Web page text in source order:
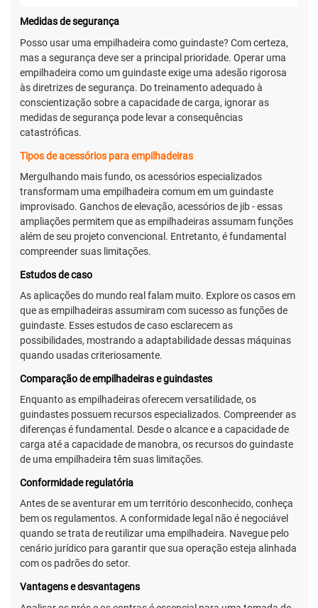
Medidas de segurança
Posso usar uma empilhadeira como guindaste? Com certeza,
mas a segurança deve ser a principal prioridade. Operar uma
empilhadeira como um guindaste exige uma adesão rigorosa
às diretrizes de segurança. Do treinamento adequado à
conscientização sobre a capacidade de carga, ignorar as
medidas de segurança pode levar a consequências
catastróficas.
Tipos de acessórios para empilhadeiras
Mergulhando mais fundo, os acessórios especializados
transformam uma empilhadeira comum em um guindaste
improvisado. Ganchos de elevação, acessórios de jib - essas
ampliações permitem que as empilhadeiras assumam funções
além de seu projeto convencional. Entretanto, é fundamental
compreender suas limitações.
Estudos de caso
As aplicações do mundo real falam muito. Explore os casos em
que as empilhadeiras assumiram com sucesso as funções de
guindaste. Esses estudos de caso esclarecem as
possibilidades, mostrando a adaptabilidade dessas máquinas
quando usadas criteriosamente.
Comparação de empilhadeiras e guindastes
Enquanto as empilhadeiras oferecem versatilidade, os
guindastes possuem recursos especializados. Compreender as
diferenças é fundamental. Desde o alcance e a capacidade de
carga até a capacidade de manobra, os recursos do guindaste
de uma empilhadeira têm suas limitações.
Conformidade regulatória
Antes de se aventurar em um território desconhecido, conheça
bem os regulamentos. A conformidade legal não é negociável
quando se trata de reutilizar uma empilhadeira. Navegue pelo
cenário jurídico para garantir que sua operação esteja alinhada
com os padrões do setor.
Vantagens e desvantagens